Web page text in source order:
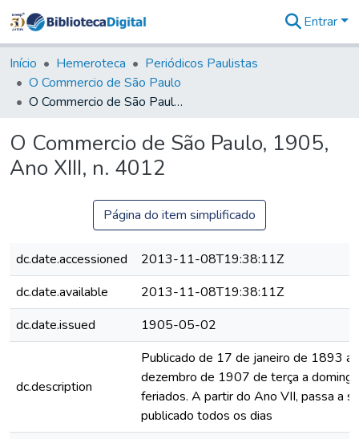
&
Coleções
Tudo na
Biblioteca
Estatísticas
Entrar
Início Hemeroteca
Periódicos Paulistas
O Commercio de São Paulo
O Commercio de São Paulo, 1905, Ano XIII, n. 4012
O Commercio de São Paulo, 1905,
Ano XIII, n. 4012
Página do item simplificado
dc.date.accessioned
2013-11-08T19:38:11Z
dc.date.available
2013-11-08T19:38:11Z
dc.date.issued
1905-05-02
dc.description
Publicado de 17 de janeiro de 1893 a
dezembro de 1907 de terça a
feriados. A partir do Ano VII, passa a
publicado todos os dias